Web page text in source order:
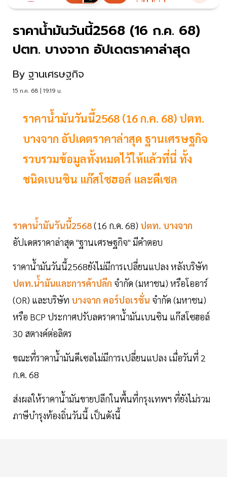
ราคาน้ำมันวันนี้2568 (16 ก.ค. 68)
ปตท. บางจาก อัปเดตราคาล่าสุด
By ฐานเศรษฐกิจ
15 ก.ค. 68 | 19:19 น.
ราคาน้ำมันวันนี้2568 (16 ก.ค. 68) ปตท.
บางจาก อัปเดตราคาล่าสุด ฐานเศรษฐกิจ
รวบรวมข้อมูลทั้งหมดไว้ให้แล้วที่นี่ ทั้ง
ชนิดเบนซิน แก๊สโซฮอล์ และดีเซล
ราคาน้ำมันวันนี้2568(16 ก.ค. 68) ปตท. บางจาก
อัปเดตราคาล่าสุด "ฐานเศรษฐกิจ" มีคำตอบ
ราคาน้ำมันวันนี้2568ยังไม่มีการเปลี่ยนแปลง หลังบริษัท
ปตท.น้ำมันและการค้าปลีก จำกัด (มหาชน) หรือโออาร์
(OR) และบริษัท บางจาก คอร์ปอเรชั่น จำกัด (มหาชน)
หรือ BCP ประกาศปรับลดราคาน้ำมันเบนซิน แก๊สโซฮอล์
30 สตางค์ต่อลิตร
ขณะที่ราคาน้ำมันดีเซลไม่มีการเปลี่ยนแปลง เมื่อวันที่ 2
ก.ค. 68
ส่งผลให้ราคาน้ำมันขายปลีกในพื้นที่กรุงเทพฯ ที่ยังไม่รวม
ภาษีบำรุงท้องถิ่นวันนี้ เป็นดังนี้